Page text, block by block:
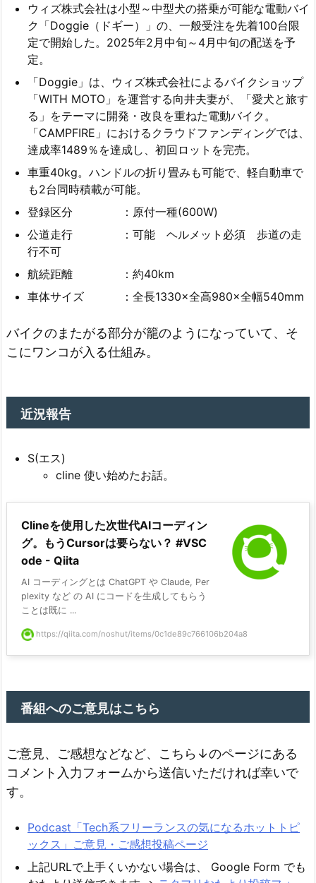
ウィズ株式会社は小型～中型犬の搭乗が可能な電動バイ
ク「Doggie（ドギー）」の、一般受注を先着100台限
定で開始した。2025年2月中旬～4月中旬の配送を予
定。
「Doggie」は、ウィズ株式会社によるバイクショップ
「WITH MOTO」を運営する向井夫妻が、「愛犬と旅す
る」をテーマに開発・改良を重ねた電動バイク。
「CAMPFIRE」におけるクラウドファンディングでは、
達成率1489％を達成し、初回ロットを完売。
車重40kg。ハンドルの折り畳みも可能で、軽自動車で
も2台同時積載が可能。
登録区分 ：原付一種(600W)
公道走行 ：可能 ヘルメット必須 歩道の走
行不可
航続距離 ：約40km
車体サイズ ：全長1330×全高980×全幅540mm
バイクのまたがる部分が籠のようになっていて、そ
こにワンコが入る仕組み。
近況報告
S(エス)
cline 使い始めたお話。
Clineを使用した次世代AIコーディン
グ。もうCursorは要らない？ #VSC
ode - Qiita
AI コーディングとは ChatGPT や Claude, Per
plexity など の AI にコードを生成してもらう
ことは既に ...
https://qiita.com/noshut/items/0c1de89c766106b204a8
番組へのご意見はこちら
ご意見、ご感想などなど、こちら↓のページにある
コメント入力フォームから送信いただければ幸いで
す。
Podcast「Tech系フリーランスの気になるホットトピ
ックス」ご意見・ご感想投稿ページ
上記URLで上手くいかない場合は、 Google Form でも